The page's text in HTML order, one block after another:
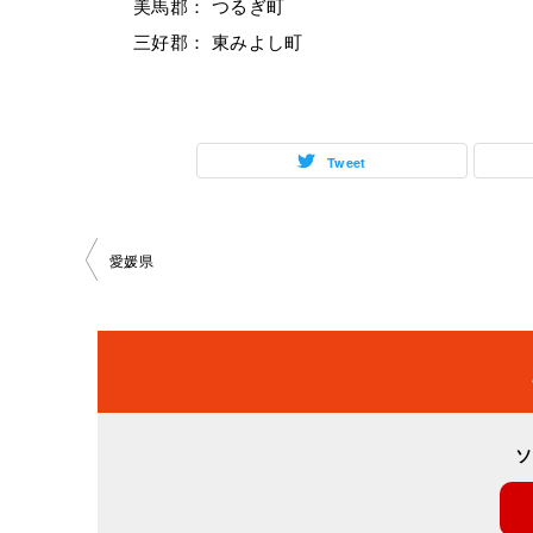
美馬郡： つるぎ町
三好郡： 東みよし町
Tweet
投
ビ
愛媛県